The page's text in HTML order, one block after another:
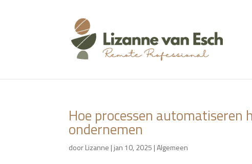
Hoe processen
ondernemen
doorLizanne | jan 10, 2025 |Algemeen